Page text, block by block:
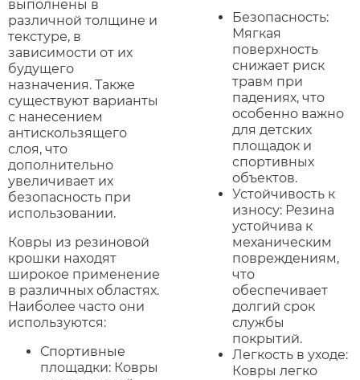
выполнены в
различной толщине и
текстуре, в
зависимости от их
будущего
назначения. Также
существуют варианты
с нанесением
антискользящего
слоя, что
дополнительно
увеличивает их
безопасность при
использовании.
Ковры из резиновой
крошки находят
широкое применение
в различных областях.
Наиболее часто они
используются:
Спортивные
площадки: Ковры
Безопасность:
Мягкая
поверхность
снижает риск
травм при
падениях, что
особенно важно
для детских
площадок и
спортивных
объектов.
Устойчивость к
износу: Резина
устойчива к
механическим
повреждениям,
что
обеспечивает
долгий срок
службы
покрытий.
Легкость в уходе:
Ковры легко